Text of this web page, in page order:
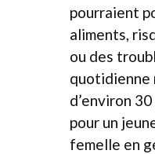
pourraient
aliments,
ou des
quotidienne
d’environ
pour un
femelle en